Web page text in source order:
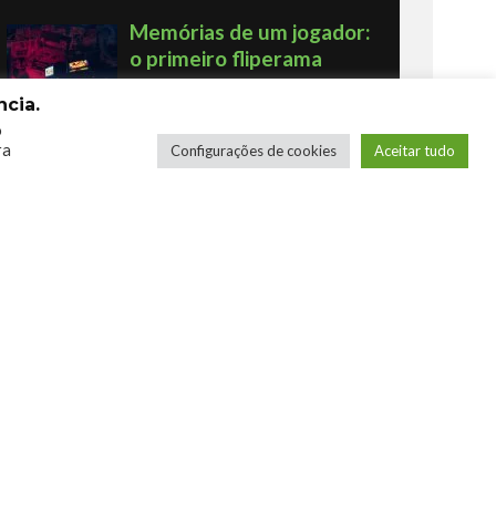
Memórias de um jogador:
o primeiro fliperama
Configurações de cookies Aceitar tudo